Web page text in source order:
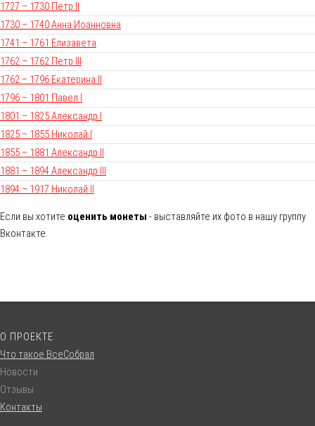
1727 – 1730 Петр II
1730 – 1740 Анна Иоанновна
1741 – 1761 Елизавета
1762 – 1762 Петр III
1762 – 1796 Екатерина II
1796 – 1801 Павел I
1801 – 1825 Александр I
1825 – 1855 Николай I
1855 – 1881 Александр II
1881 – 1894 Александр III
1894 – 1917 Николай II
Если вы хотите оценить монеты - выставляйте их фото в нашу группу
Вконтакте.
О ПРОЕКТЕ
Что такое ВсеСобрал
Новости
Отзывы
Контакты